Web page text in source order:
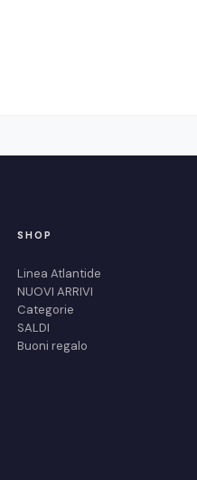
SHOP
Linea Atlantide
NUOVI ARRIVI
Categorie
SALDI
Buoni regalo